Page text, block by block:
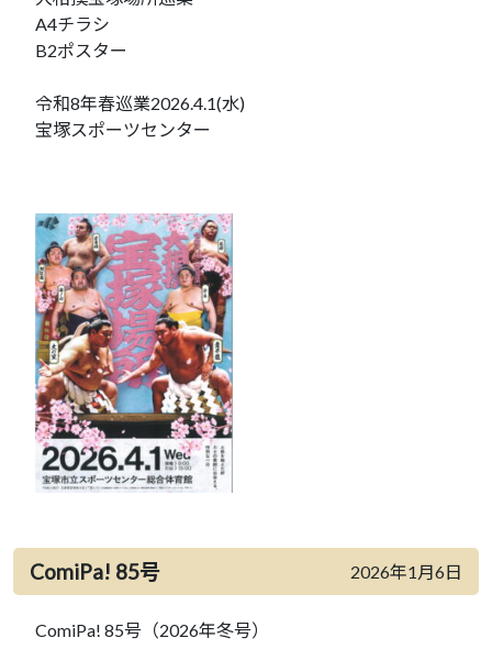
A4チラシ
B2ポスター
令和8年春巡業2026.4.1(水)
宝塚スポーツセンター
ComiPa! 85号 2026年1月6日
ComiPa! 85号（2026年冬号）